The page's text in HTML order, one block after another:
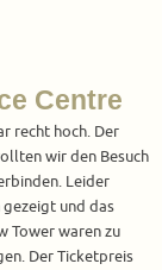
Centre
recht hoch. Der
wir den Besuch
Leider
und das
Tower waren zu
Der Ticketpreis